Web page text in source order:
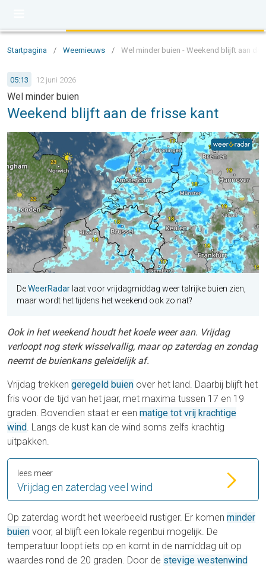
Startpagina / Weernieuws / Wel minder buien - Weekend blijft aan de
05:13 12 juni 2026
Wel minder buien
Weekend blijft aan de frisse kant
DeWeerRadar laat voor vrijdagmiddag weer talrijke buien zien,
maar wordt het tijdens het weekend ook zo nat?
Ook in het weekend houdt het koele weer aan. Vrijdag
verloopt nog sterk wisselvallig, maar op zaterdag en zondag
neemt de buienkans geleidelijk af.
Vrijdag trekken geregeld buien over het land. Daarbij blijft het
fris voor de tijd van het jaar, met maxima tussen 17 en 19
graden. Bovendien staat er een matige tot vrij krachtige
wind. Langs de kust kan de wind soms zelfs krachtig
uitpakken.
Vrijdag en zaterdag veel wind
lees meer
Op zaterdag wordt het weerbeeld rustiger. Er komen minder
buien voor, al blijft een lokale regenbui mogelijk. De
temperatuur loopt iets op en komt in de namiddag uit op
waardes rond de 20 graden. Door de stevige westenwind